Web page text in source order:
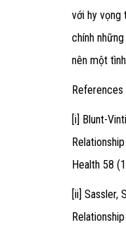
với hy vọng
chính
nên một
References
[i] Blunt-
Health 58
[ii] Sassler,